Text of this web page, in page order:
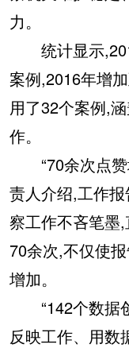
力。
统计显示
案例,2016年增
用了32个案例,
作。
“70余次点赞
责人介绍,工作
察工作不吝笔墨
70余次,不仅使
增加。
“142个数据
反映工作、用数